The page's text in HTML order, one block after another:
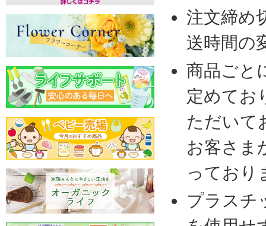
注文締め
送時間の
商品ごと
定めてお
ただいて
お客さま
っており
プラスチ